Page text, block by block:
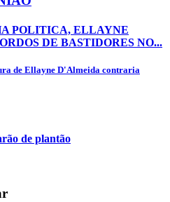
POLITICA, ELLAYNE
DE BASTIDORES NO...
de Ellayne D'Almeida contraria
de plantão